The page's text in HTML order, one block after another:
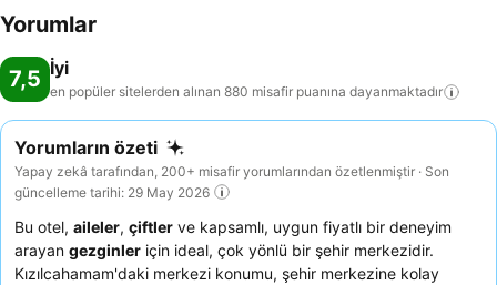
Yorumlar
7,5 İyi
en popüler sitelerden alınan 880 misafir puanına dayanmaktadır
Yorumların özeti
Yapay zekâ tarafından, 200+ misafir yorumlarından özetlenmiştir · Son
güncelleme tarihi: 29 May 2026
Bu otel, aileler, çiftler ve kapsamlı, uygun fiyatlı bir deneyim
arayan gezginler için ideal, çok yönlü bir şehir merkezidir.
Kızılcahamam'daki merkezi konumu, şehir merkezine kolay